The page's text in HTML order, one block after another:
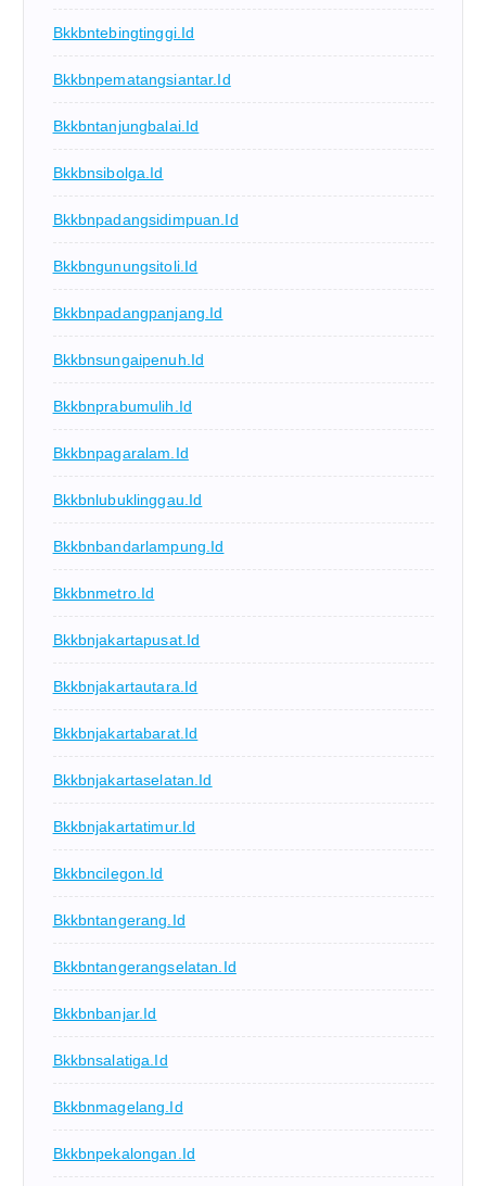
Bkkbntebingtinggi.id
Bkkbnpematangsiantar.id
Bkkbntanjungbalai.id
Bkkbnsibolga.id
Bkkbnpadangsidimpuan.id
Bkkbngunungsitoli.id
Bkkbnpadangpanjang.id
Bkkbnsungaipenuh.id
Bkkbnprabumulih.id
Bkkbnpagaralam.id
Bkkbnlubuklinggau.id
Bkkbnbandarlampung.id
Bkkbnmetro.id
Bkkbnjakartapusat.id
Bkkbnjakartautara.id
Bkkbnjakartabarat.id
Bkkbnjakartaselatan.id
Bkkbnjakartatimur.id
Bkkbncilegon.id
Bkkbntangerang.id
Bkkbntangerangselatan.id
Bkkbnbanjar.id
Bkkbnsalatiga.id
Bkkbnmagelang.id
Bkkbnpekalongan.id